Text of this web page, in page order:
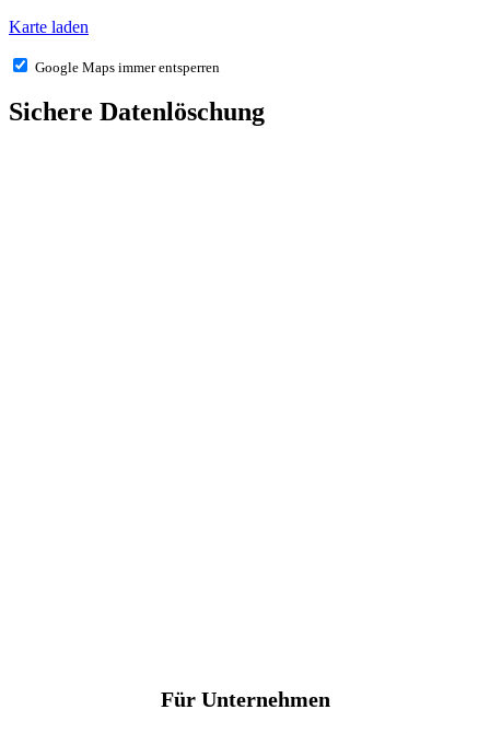
Karte laden
Google Maps immer entsperren
Sichere Datenlöschung
Für Unternehmen